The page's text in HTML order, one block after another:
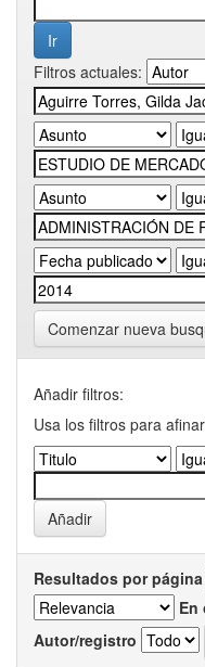
Filtros actuales:
Comenzar nueva
Añadir filtros:
Usa los filtros para
Resultados por página
En
Autor/registro